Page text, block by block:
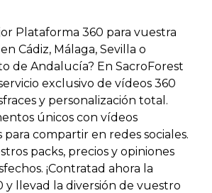
Plataforma 360 para vuestra
Cádiz, Málaga, Sevilla o
de Andalucía? En SacroForest
exclusivo de vídeos 360
y personalización total.
únicos con vídeos
para compartir en redes sociales.
packs, precios y opiniones
¡Contratad ahora la
y llevad la diversión de vuestro